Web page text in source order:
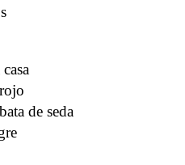
de seda